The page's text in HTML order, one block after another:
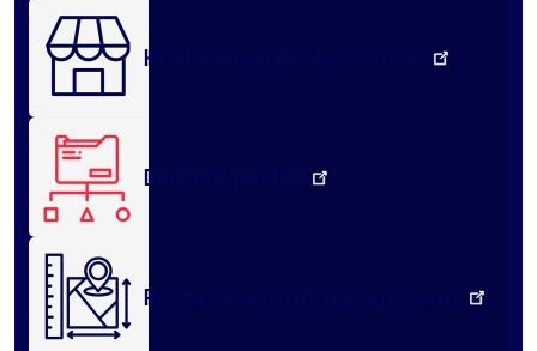
Královéhradecké tržiště
Datový portál
Portál územního plánování